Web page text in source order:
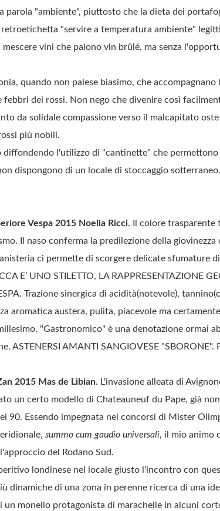
parola "ambiente", piuttosto che la dieta dei
retroetichetta "servire a temperatura ambiente"
mescere vini che paiono vin brûlé, ma senza
quando non palese biasimo, che
febbri dei rossi. Non nego che divenire così
da solidale compassione verso il malcapitato
più nobili.
diffondendo l'utilizzo di “cantinette” che
dispongono di un locale di stoccaggio
Vespa 2015 Noelia Ricci. Il colore trasparente
Il naso conferma la predilezione della
ci permette di scorgere delicate sfumature
E’ UNO STILETTO, LA RAPPRESENTAZIONE
Trazione sinergica di acidità(notevole),
aromatica austera, pulita, piacevole ma
"Gastronomico" è una denotazione ormai
ASTENERSI AMANTI SANGIOVESE "SBORONE".
2015 Mas de Libian. L'invasione alleata di
un certo modello di Chateauneuf du Pape, già
90. Essendo impegnata nei concorsi di Mister
summo cum gaudio universali, il mio animo
del Rodano Sud.
londinese nel locale giusto l'incontro con
dinamiche di una zona in perenne ricerca di una
un monello protagonista di marachelle in alcuni